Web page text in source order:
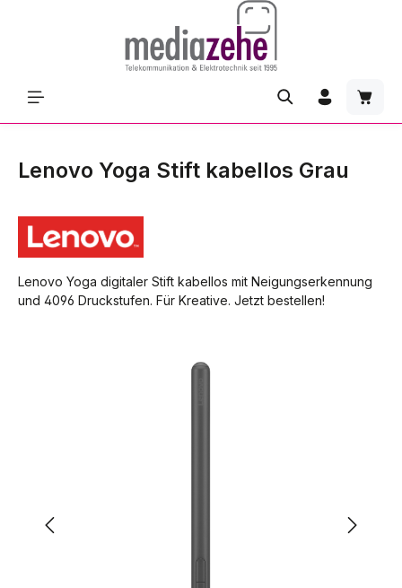
Lenovo Yoga Stift kabellos Grau
Lenovo Yoga digitaler Stift kabellos mit Neigungserkennung
und 4096 Druckstufen. Für Kreative. Jetzt bestellen!